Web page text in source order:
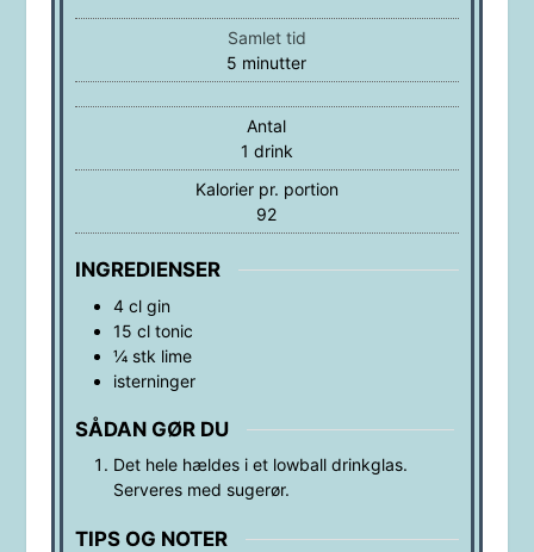
Samlet tid
5 minutter
minutter
Antal
1 drink
Kalorier pr. portion
92
INGREDIENSER
4 cl gin
15 cl tonic
¼ stk lime
isterninger
SÅDAN GØR DU
Det hele hældes i et lowball drinkglas.
Serveres med sugerør.
TIPS OG NOTER